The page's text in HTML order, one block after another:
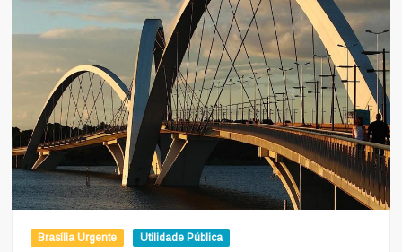
em
todos
estados
do
país
Brasília Urgente Utilidade Pública